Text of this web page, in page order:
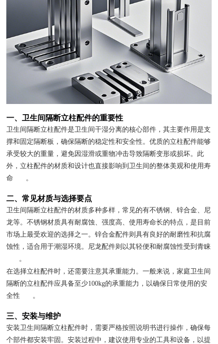
一、卫生间隔断立柱配件的重要性
卫生间隔断立柱配件是卫生间干湿分离的核心部件，其主要作用是支
撑和固定隔断板，确保隔断的稳定性和安全性。优质的立柱配件能够
承受较大的重量，避免因湿滑或重物冲击导致隔断变形或损坏。此
外，立柱配件的材质和设计也直接影响到卫生间的整体美观和使用寿
命
。
二、常见材质与选择要点
卫生间隔断立柱配件的材质多种多样，常见的有不锈钢、锌合金、尼
龙等。不锈钢材质具有耐腐蚀、强度高、使用寿命长的特点，是目前
市场上最受欢迎的选择之一。锌合金配件则具有良好的耐磨性和抗腐
蚀性，适合用于潮湿环境。尼龙配件则以其轻便和耐腐蚀性受到青睐
。
在选择立柱配件时，还需要注意其承重能力。一般来说，家庭卫生间
隔断的立柱配件应具备至少100kg的承重能力，以确保日常使用的安
全性
。
三、安装与维护
安装卫生间隔断立柱配件时，需要严格按照说明书进行操作，确保每
个部件都安装牢固。安装过程中，建议使用专业的工具和设备，以提